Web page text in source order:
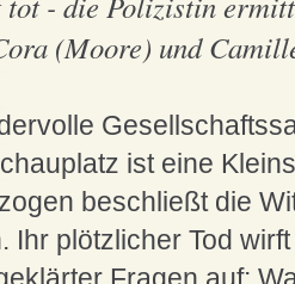
(Moore) und
ist eine
beschließt die
Ihr plötzlicher Tod